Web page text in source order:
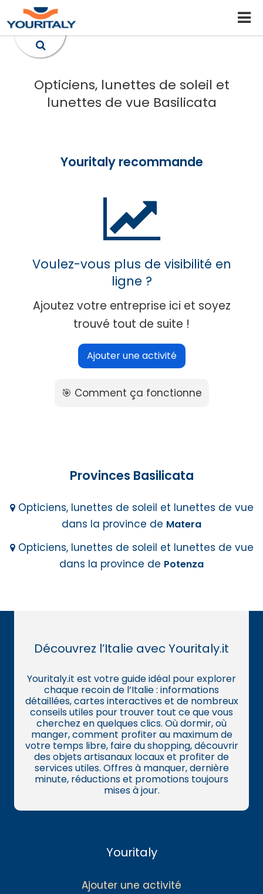
Opticiens, lunettes de soleil et
lunettes de vue Basilicata
Youritaly recommande
Voulez-vous plus de visibilité en
ligne ?
Ajoutez votre entreprise ici et soyez
trouvé tout de suite !
Ajouter une activité
🎯 Comment ça fonctionne
Provinces Basilicata
Opticiens, lunettes de soleil et lunettes de vue
dans la province de Matera
Opticiens, lunettes de soleil et lunettes de vue
dans la province de Potenza
Découvrez l’Italie avec Youritaly.it
Youritaly.it est votre guide idéal pour explorer
chaque recoin de l’Italie : informations
détaillées, cartes interactives et de nombreux
conseils utiles pour trouver tout ce que vous
cherchez en quelques clics. Où dormir, où
manger, comment profiter au maximum de
votre temps libre, faire du shopping, découvrir
des objets artisanaux locaux et profiter de
services utiles. Offres à manquer, dernière
minute, réductions et promotions toujours
mises à jour.
Youritaly
Ajouter une activité